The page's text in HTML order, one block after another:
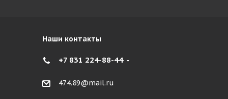
Наши контакты
+7 831 224-88-44
474.89@mail.ru